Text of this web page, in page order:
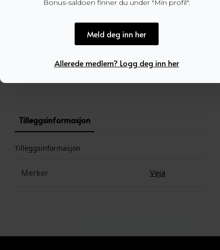
Produktnummer:100968
Tilleggsinformasjon
Tilleggsinformasjon
Merker Veja
Bonus-saldoen finner du under "Min profil".
Meld deg inn her
Allerede medlem? Logg deg inn her